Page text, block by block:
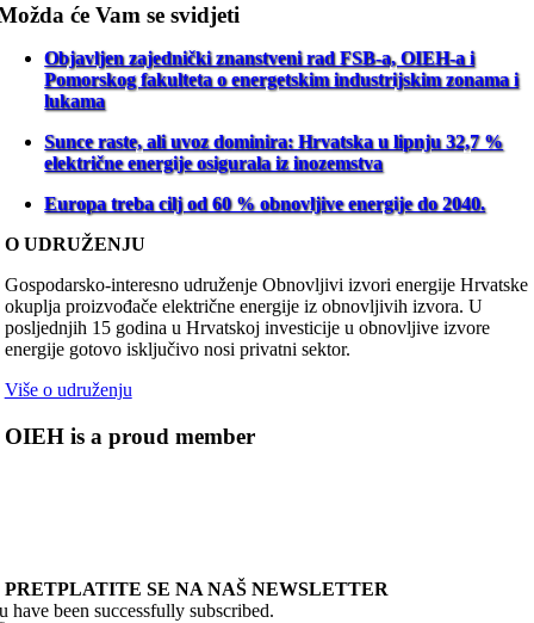
će Vam se svidjeti
Objavljen zajednički znanstveni rad FSB-a, OIEH-a i
Pomorskog fakulteta o energetskim industrijskim zonama i
lukama
Sunce raste, ali uvoz dominira: Hrvatska u lipnju 32,7 %
električne energije osigurala iz inozemstva
Europa treba cilj od 60 % obnovljive energije do 2040.
O UDRUŽENJU
Gospodarsko-interesno udruženje Obnovljivi izvori energije Hrvatske
okuplja proizvođače električne energije iz obnovljivih izvora. U
posljednjih 15 godina u Hrvatskoj investicije u obnovljive izvore
energije gotovo isključivo nosi privatni sektor.
Više o udruženju
OIEH is a proud member
PRETPLATITE SE NA NAŠ NEWSLETTER
have been successfully subscribed.